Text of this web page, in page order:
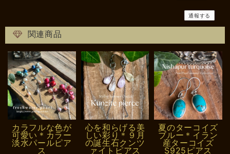
通報する
関連商品
カラフルな色が
可愛い＊カラー
淡水パールピア
ス
心を和らげる美
しい彩り＊９月
の誕生石クンツ
ァイトピアス
夏のターコイズ
ブルー＊イラン
産ターコイズ
S925ピアス